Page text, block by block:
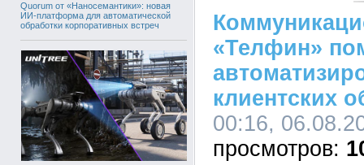
Quorum от «Наносемантики»: новая
ИИ-платформа для автоматической
обработки корпоративных встреч
«Телфин»
клиентских
00:16,